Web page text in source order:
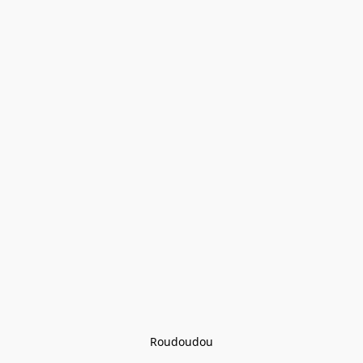
Roudoudou